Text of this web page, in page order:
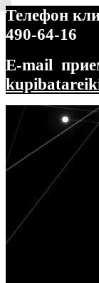
Телефон
490-64-16
E-mail
Перейти
навигации
Перейти
содержимому